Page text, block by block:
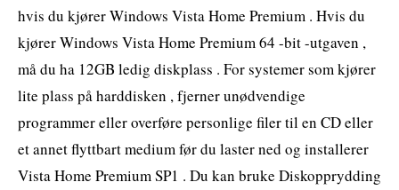
hvis du kjører Windows Vista Home Premium . Hvis du
kjører Windows Vista Home Premium 64 -bit -utgaven ,
må du ha 12GB ledig diskplass . For systemer som kjører
lite plass på harddisken , fjerner unødvendige
programmer eller overføre personlige filer til en CD eller
et annet flyttbart medium før du laster ned og installerer
Vista Home Premium SP1 . Du kan bruke Diskopprydding